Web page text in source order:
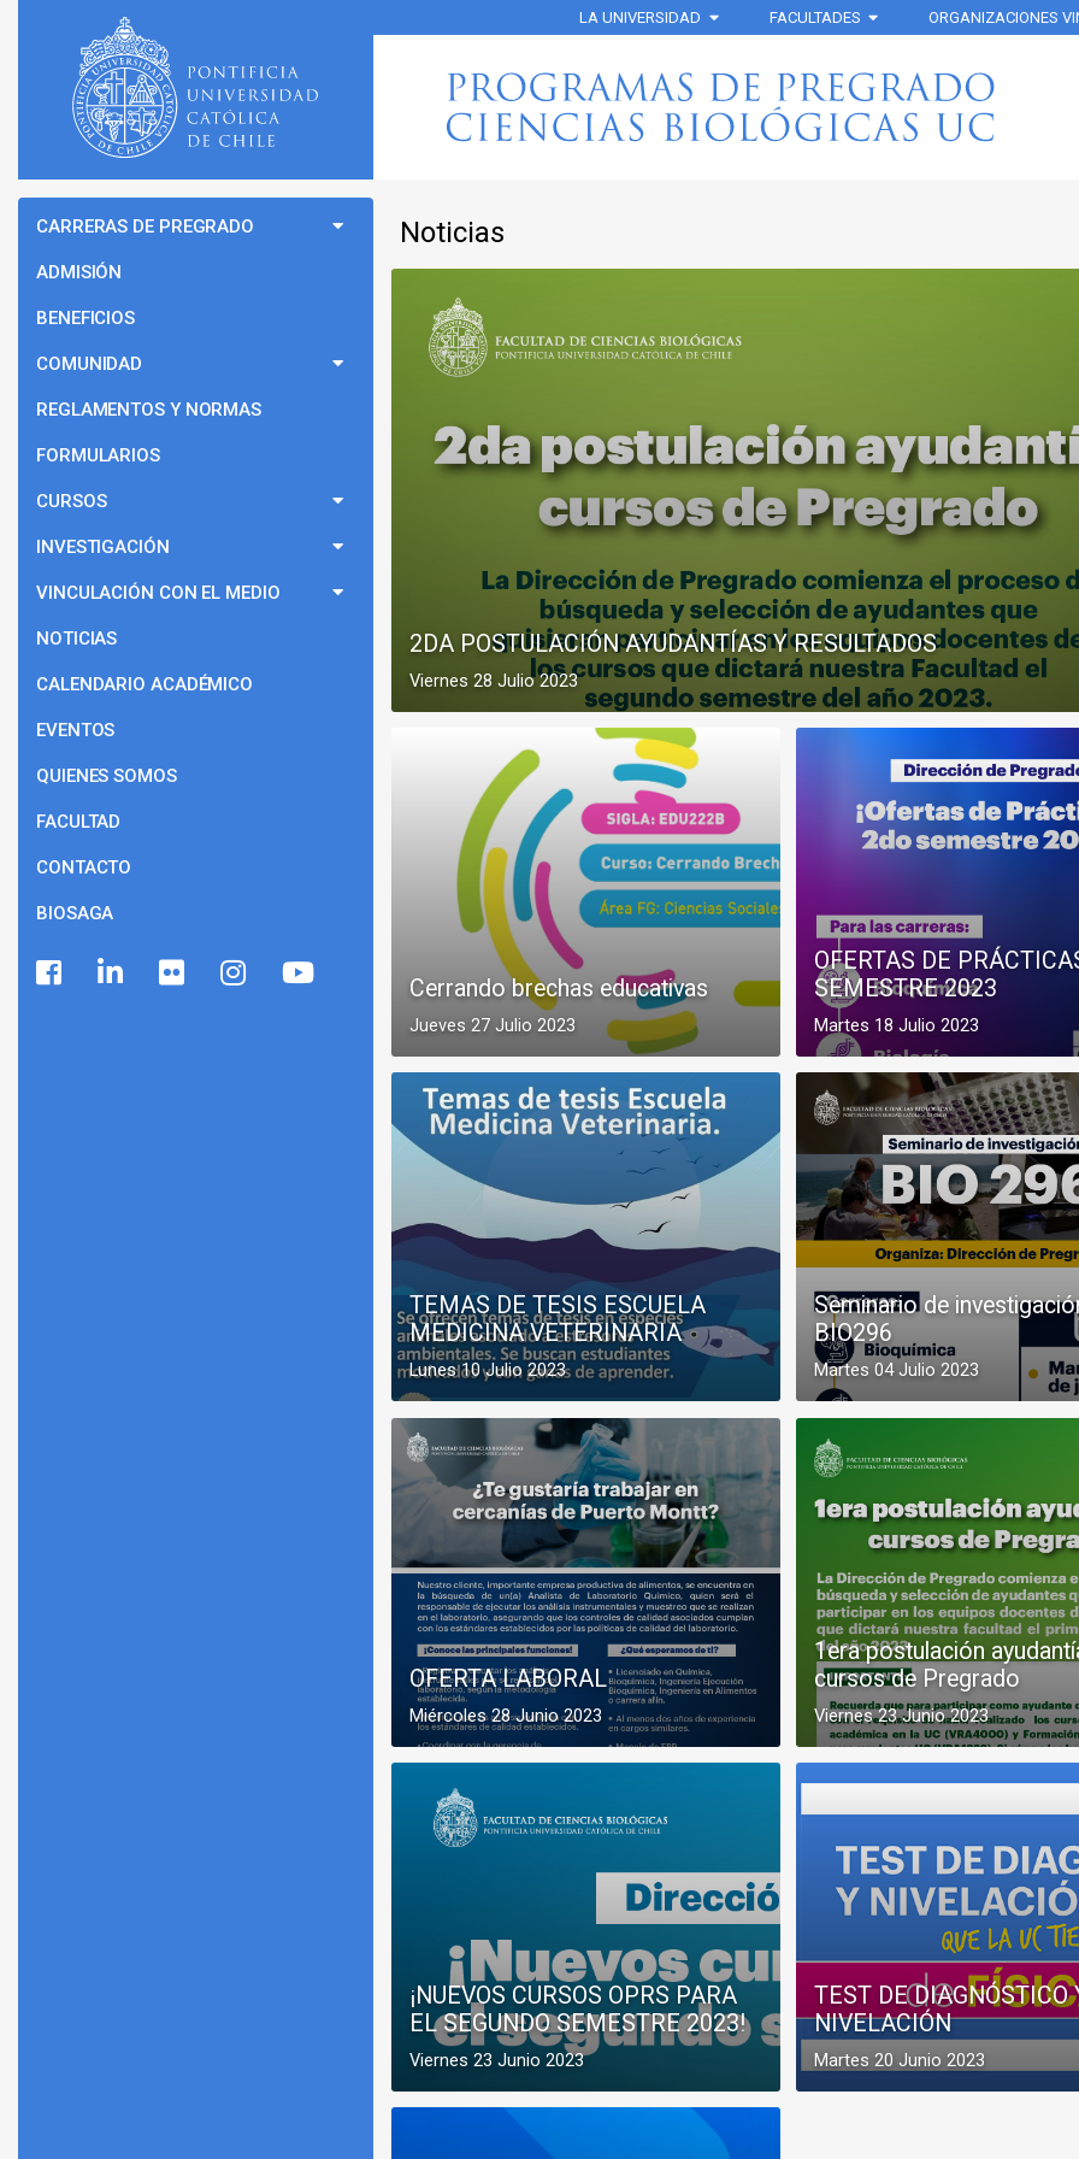
LA UNIVERSIDAD FACULTADES ORGANIZACIONES
Noticias
2DA POSTULACIÓN AYUDANTÍAS Y RESULTADOS
Viernes 28 Julio 2023
Cerrando brechas educativas
Jueves 27 Julio 2023
OFERTAS DE
SEMESTRE 2023
Martes 18 Julio 2023
TEMAS DE TESIS ESCUELA
MEDICINA VETERINARIA
Lunes 10 Julio 2023
Seminario de
BIO296
Martes 04 Julio 2023
OFERTA LABORAL
Miércoles 28 Junio 2023
1era postulación
cursos de Pregrado
Viernes 23 Junio 2023
¡NUEVOS CURSOS OPRS PARA
EL SEGUNDO SEMESTRE 2023!
Viernes 23 Junio 2023
TEST DE DIAGNÓSTICO
NIVELACIÓN
Martes 20 Junio 2023
CARRERAS DE PREGRADO
ADMISIÓN
BENEFICIOS
COMUNIDAD
REGLAMENTOS Y NORMAS
FORMULARIOS
CURSOS
INVESTIGACIÓN
VINCULACIÓN CON EL MEDIO
NOTICIAS
CALENDARIO ACADÉMICO
EVENTOS
QUIENES SOMOS
FACULTAD
CONTACTO
BIOSAGA